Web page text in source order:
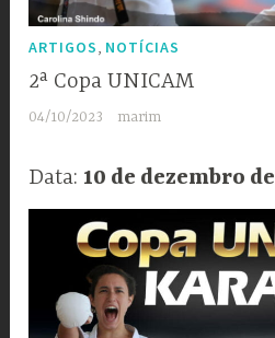
ARTIGOS, NOTÍCIAS
2ª Copa UNICAM
04/10/2023 marim
Data: 10 de dezembro